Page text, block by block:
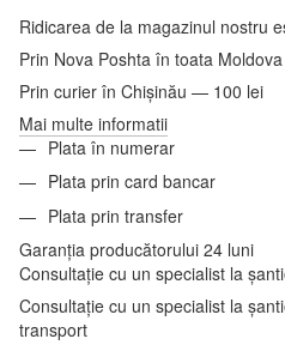
Ridicarea de la magazinul nostru
Prin Nova Poshta în toata
Prin curier în Chișinău — 100 lei
Mai multe informatii
Plata în numerar
Plata prin card bancar
Plata prin transfer
Garanția producătorului 24 luni
Consultație cu un specialist la
Consultație cu un specialist la
transport